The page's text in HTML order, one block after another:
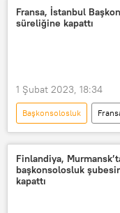
Fransa, İstanbul
süreliğine kapattı
1 Şubat 2023, 18:34
Başkonsolosluk
Kapatma
Finlandiya,
başkonsolosluk
kapattı